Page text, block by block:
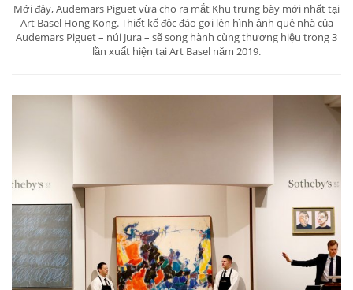
Mới đây, Audemars Piguet vừa cho ra mắt Khu trưng bày mới nhất tại
Art Basel Hong Kong. Thiết kế độc đáo gợi lên hình ảnh quê nhà của
Audemars Piguet – núi Jura – sẽ song hành cùng thương hiệu trong 3
lần xuất hiện tại Art Basel năm 2019.